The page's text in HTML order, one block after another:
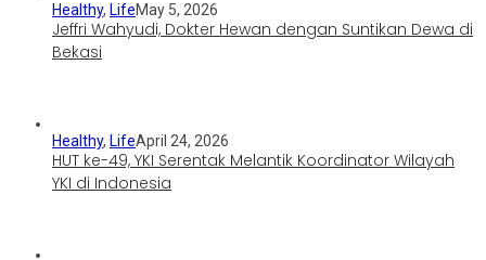
Healthy, LifeMay 5, 2026
Jeffri Wahyudi, Dokter Hewan dengan Suntikan Dewa di
Bekasi
Healthy, LifeApril 24, 2026
HUT ke-49, YKI Serentak Melantik Koordinator Wilayah
YKI di Indonesia